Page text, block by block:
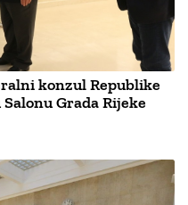
konzul Republike
Grada Rijeke